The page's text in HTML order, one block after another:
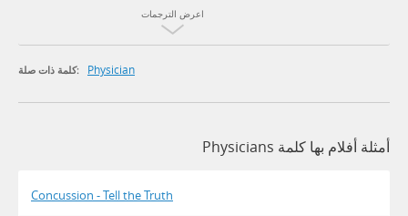
اعرض الترجمات
كلمة ذات صلة: Physician
أمثلة أفلام بها كلمة Physicians
Concussion - Tell the Truth